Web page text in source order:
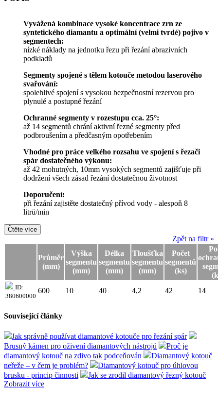
Vyvážená kombinace vysoké koncentrace zrn ze
syntetického diamantu a optimální (velmi tvrdé) pojivo v
segmentech:
nízké náklady na jednotku řezu při řezání abrazivních
podkladů
Segmenty spojené s tělem kotouče metodou laserového
svařování:
spolehlivé spojení s vysokou bezpečnostní rezervou pro
plynulé a postupné řezání
Ochranné segmenty v rozestupu cca. 25°:
až 14 segmentů chrání aktivní řezné segmenty před
podbroušením a předčasným opotřebením
Vhodné pro práce velkého rozsahu ve spojení s řezači
spár dostatečného výkonu:
až 42 mohutných, 10mm vysokých segmentů zajišťuje při
dodržení všech zásad řezání dostatečnou životnost
Doporučení:
při řezání zajistěte dostatečný přívod vody - alespoň 8
litrů/min
Čtěte více
Zpět na filtr »
Průměr
(mm)
Výška
segmentu
(mm)
Délka
segmentu
(mm)
Tloušťka
segmentu
(mm)
Počet
segmentů
(ks)
ID:
380600000
600 10 40 4,2 42 14
Související články
Jak správně používat diamantové kotouče pro řezání spár
Brusný kámen pro oživení diamantových nástrojů
Proč je
diamantový kotouč na zdivo tak podceňován
Diamantový kotouč
neřeže – v čem je problém?
Diamantový kotouč pro úhlovou
brusku - princip činnosti
Jak se zrodil diamantový řezný kotouč
Zobrazit více